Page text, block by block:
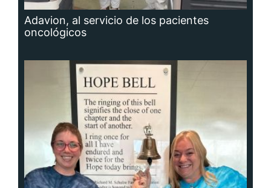
Adavion, al servicio de los pacientes
oncológicos